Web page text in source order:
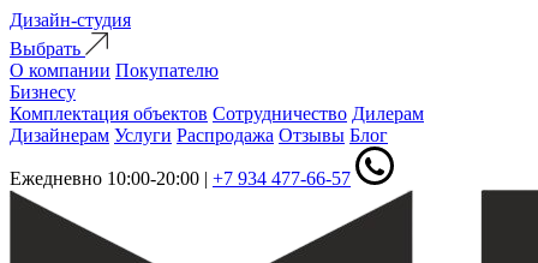
Дизайн-студия
Выбрать
О компании Покупателю
Бизнесу
Комплектация объектов Сотрудничество Дилерам
Дизайнерам Услуги Распродажа Отзывы Блог
Ежедневно 10:00-20:00 | +7 934 477-66-57